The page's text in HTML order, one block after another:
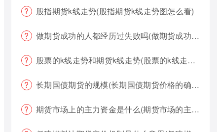
股指期货k线走势(股指期货k线走势图怎么看)
做期货成功的人都经历过失败吗(做期货成功的人都经历过失败吗为什么)
股票的k线走势和期货k线走势(股票的k线走势和期货k线走势一样吗)
长期国债期货的规模(长期国债期货价格的确定)
期货市场上的主力资金是什么(期货市场的主力资金都是什么样的)